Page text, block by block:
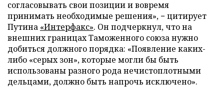
согласовывать свои позиции и вовремя
принимать необходимые решения», − цитирует
Путина «Интерфакс». Он подчеркнул, что на
внешних границах Таможенного союза нужно
добиться должного порядка: «Появление каких-
либо «серых зон», которые могли бы быть
использованы разного рода нечистоплотными
дельцами, должно быть напрочь исключено».